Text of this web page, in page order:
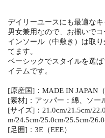
デイリーユースにも最適なキ
男女兼用なので、お揃いでコ
インソール（中敷き）は取
てます。
ベーシックでスタイルを選
イテムです。
[原産国]：MADE IN JAPAN（
[素材]：アッパー：綿、ソー
[サイズ]：21.0cm/21.5cm/
m/24.5cm/25.0cm/25.5cm/
[足囲]：3E（EEE）